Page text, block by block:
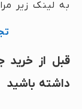
به لینک زیر
قبل از
داشته باشید